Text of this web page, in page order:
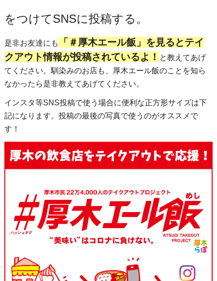
をつけてSNSに投稿する。
是非お友達にも
「＃厚木エール飯」を見るとテイ
クアウト情報が投稿されているよ！ と教えてあげ
てください。馴染みのお店も、厚木エール飯のことを知ら
なかったら是非教えてあげてください。
インスタ等SNS投稿で使う場合に便利な正方形サイズは下
記になります。投稿の最後の写真で使うのがオススメで
す！